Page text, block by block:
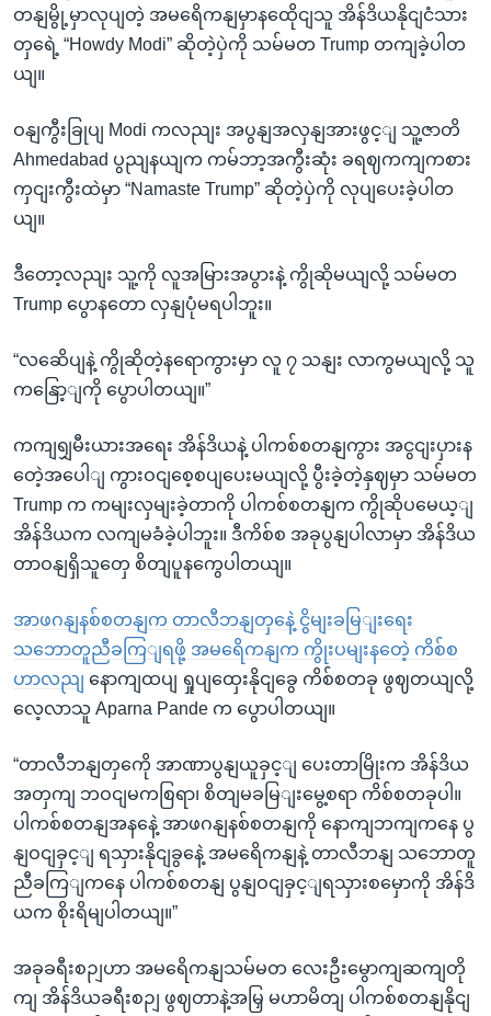
တနျမွို့မှာလုပျတဲ့ အမရေိကနျမှာနထေိုငျသူ အိန်ဒိယနိုငျငံသား
တှရေဲ့ “Howdy Modi” ဆိုတဲ့ပှဲကို သမ်မတ Trump တကျခဲ့ပါတ
ယျ။
ဝနျကွီးခြုပျ Modi ကလညျး အပွနျအလှနျအားဖွင့ျ သူ့ဇာတိ
Ahmedabad ပွညျနယျက ကမ်ဘာ့အကွီးဆုံး ခရဈကကျကစား
ကှငျးကွီးထဲမှာ “Namaste Trump” ဆိုတဲ့ပှဲကို လုပျပေးခဲ့ပါတ
ယျ။
ဒီတော့လညျး သူ့ကို လူအမြားအပွားနဲ့ ကွိုဆိုမယျလို့ သမ်မတ
Trump ပွောနတော လှနျပုံမရပါဘူး။
“လဆေိပျနဲ့ ကွိုဆိုတဲ့နရောကွားမှာ လူ ၇ သနျး လာကွမယျလို့ သူ
ကနြော့ျကို ပွောပါတယျ။”
ကကျရျှမီးယားအရေး အိန်ဒိယနဲ့ ပါကစ်စတနျကွား အငွငျးပှားန
တေဲ့အပေါျ ကွားဝငျစေ့စပျပေးမယျလို့ ပွီးခဲ့တဲ့နှဈမှာ သမ်မတ
Trump က ကမျးလှမျးခဲ့တာကို ပါကစ်စတနျက ကွိုဆိုပမေယ့ျ
အိန်ဒိယက လကျမခံခဲ့ပါဘူး။ ဒီကိစ်စ အခုပွနျပါလာမှာ အိန်ဒိယ
တာဝနျရှိသူတှေ စိတျပူနကွေပါတယျ။
အာဖဂနျနစ်စတနျက တာလီဘနျတှနေဲ့ ငွိမျးခမြျးရေး
သဘောတူညီခကြျရဖို့ အမရေိကနျက ကွိုးပမျးနတေဲ့ ကိစ်စ
ဟာလညျ း နောကျထပျ ရှုပျထှေးနိုငျခွေ ကိစ်စတခု ဖွဈတယျလို့
လေ့လာသူ Aparna Pande က ပွောပါတယျ။
“တာလီဘနျတှကေို အာဏာပွနျယူခှင့ျ ပေးတာမြိုးက အိန်ဒိယ
အတှကျ ဘဝငျမကစြရာ၊ စိတျမခမြျးမွေ့စရာ ကိစ်စတခုပါ။
ပါကစ်စတနျအနနေဲ့ အာဖဂနျနစ်စတနျကို နောကျဘကျကနေ ပွ
နျဝငျခှင့ျ ရသှားနိုငျခွနေဲ့ အမရေိကနျနဲ့ တာလီဘနျ သဘောတူ
ညီခကြျကနေ ပါကစ်စတနျ ပွနျဝငျခှင့ျရသှားစမှောကို အိန်ဒိ
ယက စိုးရိမျပါတယျ။”
အခုခရီးစဉျဟာ အမရေိကနျသမ်မတ လေးဦးမွောကျဆကျတို
ကျ အိန်ဒိယခရီးစဉျ ဖွဈတာနဲ့အမြှ မဟာမိတျ ပါကစ်စတနျနိုငျ